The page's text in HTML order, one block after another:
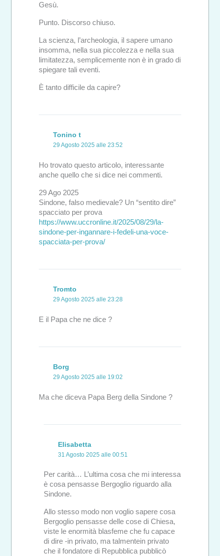
Gesù.
Punto. Discorso chiuso.
La scienza, l’archeologia, il sapere umano
insomma, nella sua piccolezza e nella sua
limitatezza, semplicemente non è in grado di
spiegare tali eventi.
È tanto difficile da capire?
Tonino t
29 Agosto 2025 alle 23:52
Ho trovato questo articolo, interessante
anche quello che si dice nei commenti.
29 Ago 2025
Sindone, falso medievale? Un “sentito dire”
spacciato per prova
https://www.uccronline.it/2025/08/29/la-
sindone-per-ingannare-i-fedeli-una-voce-
spacciata-per-prova/
Tromto
29 Agosto 2025 alle 23:28
E il Papa che ne dice ?
Borg
29 Agosto 2025 alle 19:02
Ma che diceva Papa Berg della Sindone ?
Elisabetta
31 Agosto 2025 alle 00:51
Per carità… L’ultima cosa che mi interessa
è cosa pensasse Bergoglio riguardo alla
Sindone.
Allo stesso modo non voglio sapere cosa
Bergoglio pensasse delle cose di Chiesa,
viste le enormità blasfeme che fu capace
di dire -in privato, ma talmentein privato
che il fondatore di Repubblica pubblicò